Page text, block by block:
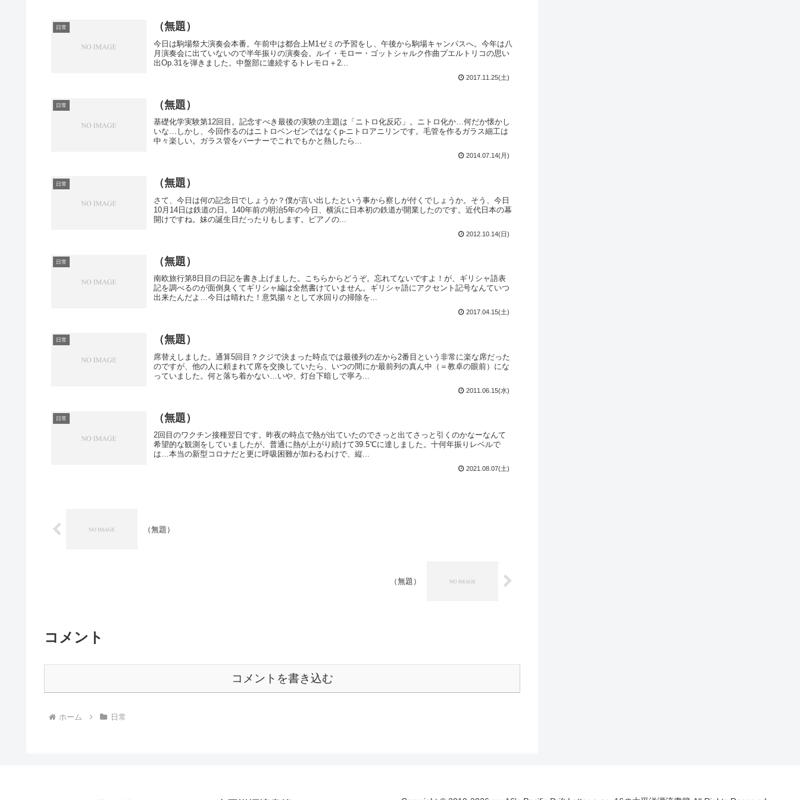
日常 （無題）
今日は駒場祭大演奏会本番。午前中は都合上M1ゼミの予習をし、午後から駒場キャンパスへ。今年は八
月演奏会に出ていないので半年振りの演奏会。ルイ・モロー・ゴットシャルク作曲プエルトリコの思い
出Op.31を弾きました。中盤部に連続するトレモロ＋2...
2017.11.25(土)
日常 （無題）
基礎化学実験第12回目。記念すべき最後の実験の主題は「ニトロ化反応」。ニトロ化か…何だか懐かし
いな…しかし、今回作るのはニトロベンゼンではなくp-ニトロアニリンです。毛管を作るガラス細工は
中々楽しい。ガラス管をバーナーでこれでもかと熱したら...
2014.07.14(月)
日常 （無題）
さて、今日は何の記念日でしょうか？僕が言い出したという事から察しが付くでしょうか。そう、今日
10月14日は鉄道の日。140年前の明治5年の今日、横浜に日本初の鉄道が開業したのです。近代日本の幕
開けですね。妹の誕生日だったりもします。ピアノの...
2012.10.14(日)
日常 （無題）
南欧旅行第8日目の日記を書き上げました。こちらからどうぞ。忘れてないですよ！が、ギリシャ語表
記を調べるのが面倒臭くてギリシャ編は全然書けていません。ギリシャ語にアクセント記号なんていつ
出来たんだよ…今日は晴れた！意気揚々として水回りの掃除を...
2017.04.15(土)
日常 （無題）
席替えしました。通算5回目？クジで決まった時点では最後列の左から2番目という非常に楽な席だった
のですが、他の人に頼まれて席を交換していたら、いつの間にか最前列の真ん中（＝教卓の眼前）にな
っていました。何と落ち着かない…いや、灯台下暗しで寧ろ...
2011.06.15(水)
日常 （無題）
2回目のワクチン接種翌日です。昨夜の時点で熱が出ていたのでさっと出てさっと引くのかなーなんて
希望的な観測をしていましたが、普通に熱が上がり続けて39.5℃に達しました。十何年振りレベルで
は…本当の新型コロナだと更に呼吸困難が加わるわけで、縦...
2021.08.07(土)
（無題）
（無題）
コメント
コメントを書き込む
ホーム 日常